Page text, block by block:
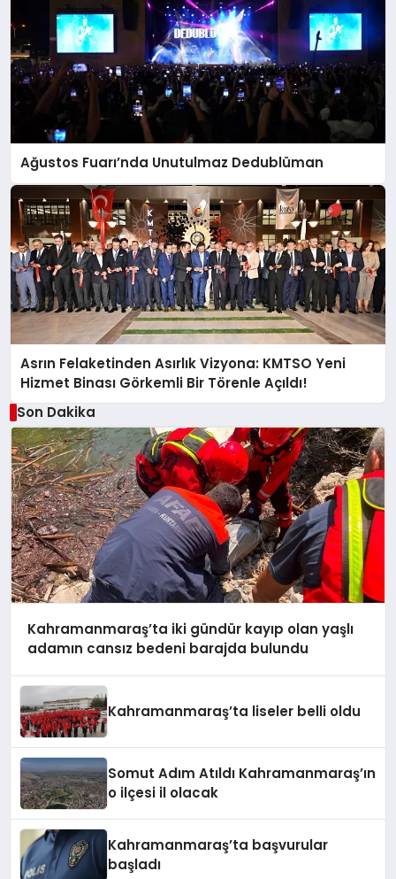
Ağustos Fuarı’nda Unutulmaz Dedublüman
Asrın Felaketinden Asırlık Vizyona: KMTSO Yeni
Hizmet Binası Görkemli Bir Törenle Açıldı!
Son Dakika
Kahramanmaraş’ta iki gündür kayıp olan yaşlı
adamın cansız bedeni barajda bulundu
Kahramanmaraş’ta liseler belli oldu
Somut Adım Atıldı Kahramanmaraş’ın
o ilçesi il olacak
Kahramanmaraş’ta başvurular
başladı